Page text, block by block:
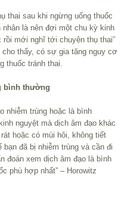
thai sau khi ngừng uống thuốc
nhân là nên đợi một chu kỳ kinh
mới nghĩ tới chuyện thụ thai”
thấy, có sự gia tăng nguy cơ
thuốc tránh thai.
bình thường
nhiễm trùng hoặc là bình
nguyệt mà dịch âm đạo khác
hoặc có mùi hôi, không tiết
đã bị nhiễm trùng và cần đi
đoán xem dịch âm đạo là bình
phù hợp nhất” – Horowitz